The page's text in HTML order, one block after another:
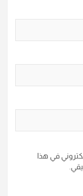
في هذا